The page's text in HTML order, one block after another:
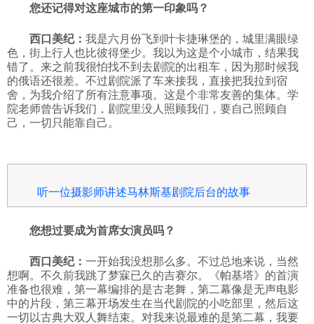
您还记得对这座城市的第一印象吗？
西口美纪： 我是六月份飞到叶卡捷琳堡的，城里满眼绿
色，街上行人也比彼得堡少。我以为这是个小城市，结果我
错了。来之前我很怕找不到去剧院的出租车，因为那时候我
的俄语还很差。不过剧院派了车来接我，直接把我拉到宿
舍，为我介绍了所有注意事项。这是个非常友善的集体。学
院老师曾告诉我们，剧院里没人照顾我们，要自己照顾自
己，一切只能靠自己。
听一位摄影师讲述马林斯基剧院后台的故事
您想过要成为首席女演员吗？
西口美纪： 一开始我没想那么多。不过总地来说，当然
想啊。不久前我跳了梦寐已久的吉赛尔。《帕基塔》的首演
准备也很难，第一幕编排的是古老舞，第二幕像是无声电影
中的片段，第三幕开场发生在当代剧院的小吃部里，然后这
一切以古典大双人舞结束。对我来说最难的是第二幕，我要